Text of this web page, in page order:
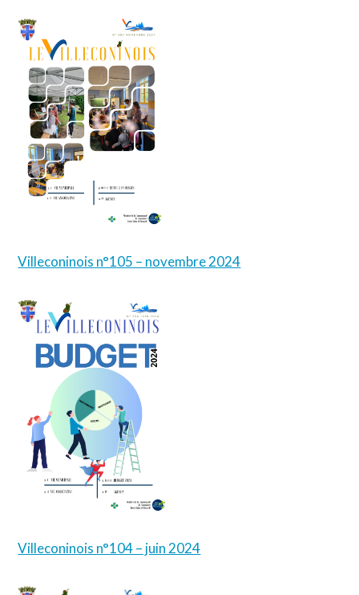
Villeconinois n°105 – novembre 2024
Villeconinois n°104 – juin 2024